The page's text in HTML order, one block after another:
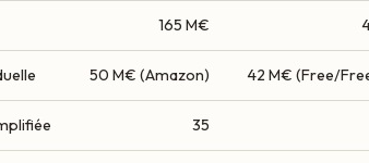
165 M€
50 M€ (Amazon) 42 M€ (Free/
35